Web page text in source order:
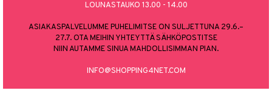
LOUNASTAUKO 13.00 - 14.00
ASIAKASPALVELUMME PUHELIMITSE ON SULJETTUNA 29.6.–
27.7. OTA MEIHIN YHTEYTTÄ SÄHKÖPOSTITSE
NIIN AUTAMME SINUA MAHDOLLISIMMAN PIAN.
INFO@SHOPPING4NET.COM